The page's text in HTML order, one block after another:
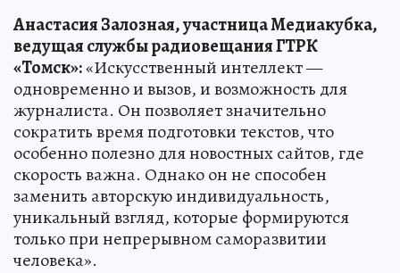
Анастасия Залозная, участница Медиакубка,
ведущая службы радиовещания ГТРК
«Томск»:«Искусственный интеллект —
одновременно и вызов, и возможность для
журналиста. Он позволяет значительно
сократить время подготовки текстов, что
особенно полезно для новостных сайтов, где
скорость важна. Однако он не способен
заменить авторскую индивидуальность,
уникальный взгляд, которые формируются
только при непрерывном саморазвитии
человека».